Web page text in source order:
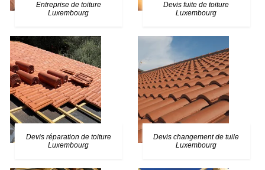
Entreprise de toiture
Luxembourg
Devis fuite de toiture
Luxembourg
Devis réparation de toiture
Luxembourg
Devis changement de tuile
Luxembourg